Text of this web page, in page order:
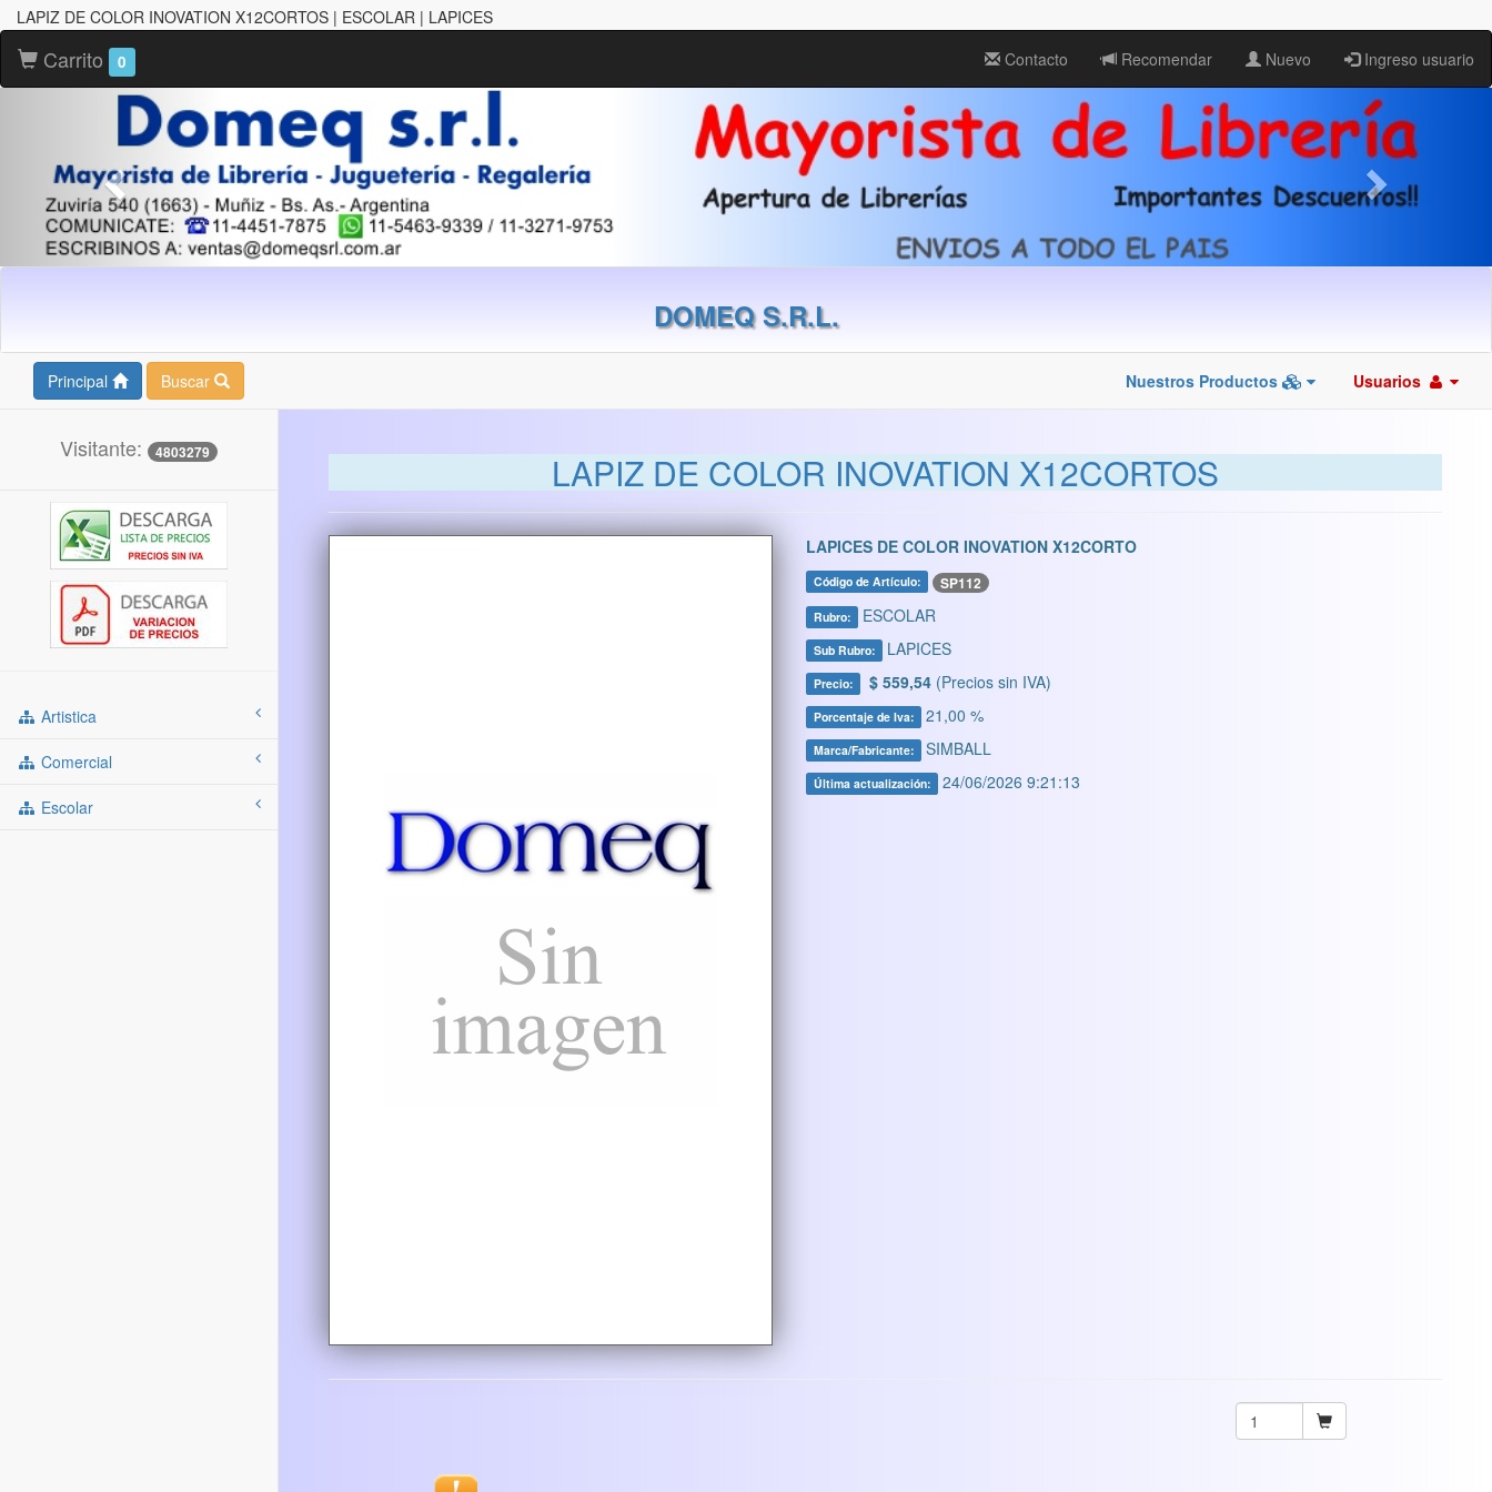
LAPIZ DE COLOR INOVATION X12CORTOS | ESCOLAR | LAPICES
Carrito 0 Contacto Recomendar Nuevo Ingreso usuario
DOMEQ S.R.L.
Principal Buscar Nuestros Productos Usuarios
Visitante: 4803279
Artistica
Comercial
Escolar
LAPIZ DE COLOR INOVATION X12CORTOS
LAPICES DE COLOR INOVATION X12CORTO
Código de Artículo: SP112
Rubro: ESCOLAR
Sub Rubro: LAPICES
Precio: $ 559,54 (Precios sin IVA)
Porcentaje de Iva: 21,00 %
Marca/Fabricante: SIMBALL
Última actualización: 24/06/2026 9:21:13